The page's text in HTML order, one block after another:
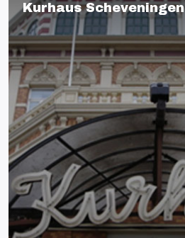
Kurhaus Scheveningen